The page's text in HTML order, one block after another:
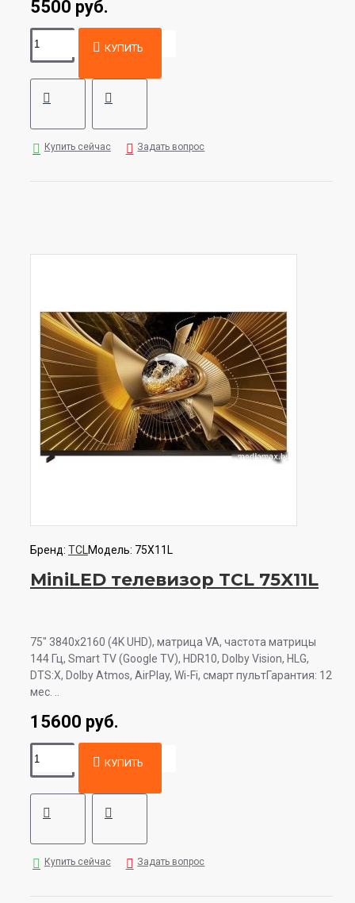
5500 руб.
КУПИТЬ
Купить сейчас Задать вопрос
Бренд: TCL Модель: 75X11L
MiniLED телевизор TCL 75X11L
75" 3840x2160 (4K UHD), матрица VA, частота матрицы
144 Гц, Smart TV (Google TV), HDR10, Dolby Vision, HLG,
DTS:X, Dolby Atmos, AirPlay, Wi-Fi, смарт пультГарантия: 12
мес. ..
15600 руб.
КУПИТЬ
Купить сейчас Задать вопрос